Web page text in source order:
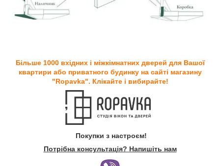
Більше 1000 вхідних і міжкімнатних дверей для Вашої
квартири або приватного будинку на сайті магазину
"Ropavka". Клікайте і вибирайте!
Покупки з настроєм!
Потрібна консультація? Напишіть нам